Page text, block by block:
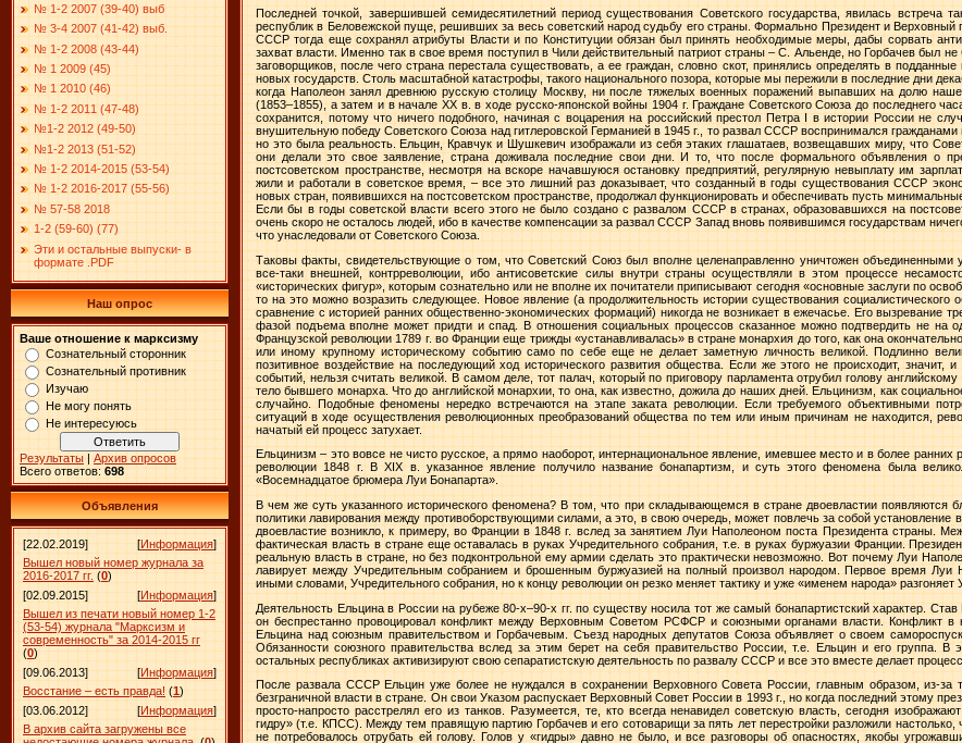
№ 1-2 2007 (39-40) выб
№ 3-4 2007 (41-42) выб.
№ 1-2 2008 (43-44)
№ 1 2009 (45)
№ 1 2010 (46)
№ 1-2 2011 (47-48)
№1-2 2012 (49-50)
№1-2 2013 (51-52)
№ 1-2 2014-2015 (53-54)
№ 1-2 2016-2017 (55-56)
№ 57-58 2018
1-2 (59-60) (77)
Эти и остальные выпуски- в
формате .PDF
Наш опрос
Ваше отношение к марксизму
Сознательный сторонник
Сознательный противник
Изучаю
Не могу понять
Не интересуюсь
Результаты | Архив опросов
Всего ответов: 698
Объявления
[22.02.2019] [Информация]
Вышел новый номер журнала за
2016-2017 гг. (0)
[02.09.2015]
[Информация]
Вышел из печати новый номер 1-2
(53-54) журнала "Марксизм и
современность" за 2014-2015 гг
(0)
[09.06.2013]
[Информация]
Восстание – есть правда! (1)
[03.06.2012]
[Информация]
В архив сайта загружены все
Последней точкой, завершившей семидесятилетний период существования Советского государства, явилась встреча
республик в Беловежской пуще, решивших за весь советский народ судьбу его страны. Формально Президент и
СССР тогда еще сохранял атрибуты Власти и по Конституции обязан был принять необходимые меры, дабы сорвать
захват власти. Именно так в свое время поступил в Чили действительный патриот страны – С. Альенде, но Горбачев был
заговорщиков, после чего страна перестала существовать, а ее граждан, словно скот, принялись определять в
новых государств. Столь масштабной катастрофы, такого национального позора, которые мы пережили в последние дни
когда Наполеон занял древнюю русскую столицу Москву, ни после тяжелых военных поражений выпавших на долю
(1853–1855), а затем и в начале XX в. в ходе русско-японской войны 1904 г. Граждане Советского Союза до последнего
сохранится, потому что ничего подобного, начиная с воцарения на российский престол Петра I в истории России не
внушительную победу Советского Союза над гитлеровской Германией в 1945 г., то развал СССР воспринимался гражданами
но это была реальность. Ельцин, Кравчук и Шушкевич изображали из себя этаких глашатаев, возвещавших миру, что
они делали это свое заявление, страна доживала последние свои дни. И то, что после формального объявления о
постсоветском пространстве, несмотря на вскоре начавшуюся остановку предприятий, регулярную невыплату им
жили и работали в советское время, – все это лишний раз доказывает, что созданный в годы существования СССР
новых стран, появившихся на постсоветском пространстве, продолжал функционировать и обеспечивать пусть
Если бы в годы советской власти всего этого не было создано с развалом СССР в странах, образовавшихся на
очень скоро не осталось людей, ибо в качестве компенсации за развал СССР Запад вновь появившимся государствам
что унаследовали от Советского Союза.
Таковы факты, свидетельствующие о том, что Советский Союз был вполне целенаправленно уничтожен объединенными
все-таки внешней, контрреволюции, ибо антисоветские силы внутри страны осуществляли в этом процессе
«исторических фигур», которым сознательно или не вполне их почитатели приписывают сегодня «основные заслуги по
то на это можно возразить следующее. Новое явление (а продолжительность истории существования
сравнение с историей ранних общественно-экономических формаций) никогда не возникает в ежечасье. Его вызревание
фазой подъема вполне может придти и спад. В отношения социальных процессов сказанное можно подтвердить не на
Французской революции 1789 г. во Франции еще трижды «устанавливалась» в стране монархия до того, как она
или иному крупному историческому событию само по себе еще не делает заметную личность великой. Подлинно
позитивное воздействие на последующий ход исторического развития общества. Если же этого не происходит, значит,
событий, нельзя считать великой. В самом деле, тот палач, который по приговору парламента отрубил голову
тело бывшего монарха. Что до английской монархии, то она, как известно, дожила до наших дней. Ельцинизм, как
случайно. Подобные феномены нередко встречаются на этапе заката революции. Если требуемого объективными
ситуаций в ходе осуществления революционных преобразований общества по тем или иным причинам не находится,
начатый ей процесс затухает.
Ельцинизм – это вовсе не чисто русское, а прямо наоборот, интернациональное явление, имевшее место и в более
революции1848 г. В XIX в. указанное явление получило название бонапартизм, и суть этого феномена была
«Восемнадцатое брюмера Луи Бонапарта».
В чем же суть указанного исторического феномена? В том, что при складывающемся в стране двоевластии появляются
политики лавирования между противоборствующими силами, а это, в свою очередь, может повлечь за собой установление
двоевластие возникло, к примеру, во Франции в 1848 г. вслед за занятием Луи Наполеоном поста Президента страны.
фактическая власть в стране еще оставалась в руках Учредительного собрания, т.е. в руках буржуазии Франции.
реальную власть в стране, но без подконтрольной ему армии сделать это практически невозможно. Вот почему Луи
лавирует между Учредительным собранием и брошенным буржуазией на полный произвол народом. Первое время Луи
иными словами, Учредительного собрания, но к концу революции он резко меняет тактику и уже «именем народа» разгоняет
Деятельность Ельцина в России на рубеже 80-х–90-х гг. по существу носила тот же самый бонапартистский характер.
он беспрестанно провоцировал конфликт между Верховным Советом РСФСР и союзными органами власти. Конфликт в
Ельцина над союзным правительством и Горбачевым. Съезд народных депутатов Союза объявляет о своем
Обязанности союзного правительства вслед за этим берет на себя правительство России, т.е. Ельцин и его группа.
остальных республиках активизируют свою сепаратистскую деятельность по развалу СССР и все это вместе делает
После развала СССР Ельцин уже более не нуждался в сохранении Верховного Совета России, главным образом, из-за
безграничной власти в стране. Он свои Указом распускает Верховный Совет России в 1993 г., но когда последний этому
просто-напросто расстрелял его из танков. Разумеется, те, кто всегда ненавидел советскую власть, сегодня
гидру» (т.е. КПСС). Между тем правящую партию Горбачев и его сотоварищи за пять лет перестройки разложили
не потребовалось отрубать ей голову. Голов у «гидры» давно не было, и все разговоры об опасностях, якобы